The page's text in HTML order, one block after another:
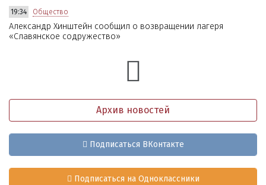
19:34 Общество
Александр Хинштейн сообщил о возвращении лагеря
«Славянское содружество»
Архив новостей
Подписаться ВКонтакте
Подписаться на Одноклассники